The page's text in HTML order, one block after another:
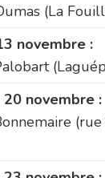
(La
novembre :
20 novembre :